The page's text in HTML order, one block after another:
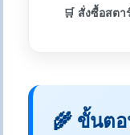
🛒 สั่งซื้อสตา
🌾 ขั้นต